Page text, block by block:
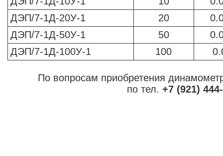
ДЭП/7-1Д-20У-1
20
ДЭП/7-1Д-50У-1
50
ДЭП/7-1Д-100У-1
100
По вопросам приобретения
по тел.+7 (921)